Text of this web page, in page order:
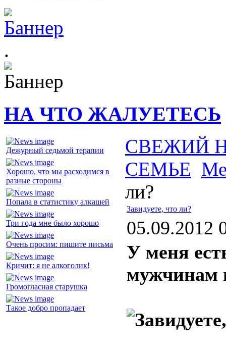
.
НА ЧТО ЖАЛУЕТЕСЬ
Дежурный седьмой терапии
Хорошо, что мы расходимся в
разные стороны
Попала в статистику алкашей
Три года мне было хорошо
Очень просим: пишите письма
Кричит: я не алкоголик!
Громогласная старушка
Такое добро пропадает
СВЕЖИЙ
СЕМЬЕ
ли?
Завидуете, что ли?
05.09.2012
У меня
мужчинам